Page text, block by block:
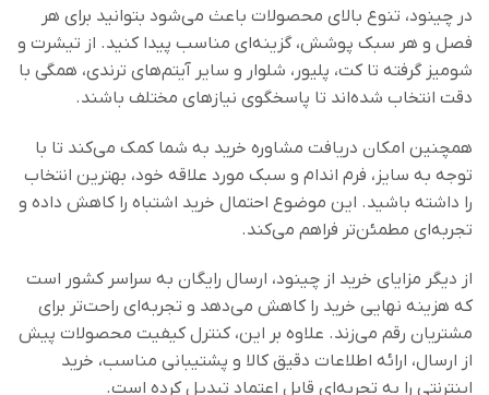
در چینود، تنوع بالای محصولات باعث می‌شود بتوانید برای هر
فصل و هر سبک پوشش، گزینه‌ای مناسب پیدا کنید. از تیشرت و
شومیز گرفته تا کت، پلیور، شلوار و سایر آیتم‌های ترندی، همگی با
دقت انتخاب شده‌اند تا پاسخگوی نیازهای مختلف باشند.
همچنین امکان دریافت مشاوره خرید به شما کمک می‌کند تا با
توجه به سایز، فرم اندام و سبک مورد علاقه خود، بهترین انتخاب
را داشته باشید. این موضوع احتمال خرید اشتباه را کاهش داده و
تجربه‌ای مطمئن‌تر فراهم می‌کند.
از دیگر مزایای خرید از چینود، ارسال رایگان به سراسر کشور است
که هزینه نهایی خرید را کاهش می‌دهد و تجربه‌ای راحت‌تر برای
مشتریان رقم می‌زند. علاوه بر این، کنترل کیفیت محصولات پیش
از ارسال، ارائه اطلاعات دقیق کالا و پشتیبانی مناسب، خرید
اینترنتی را به تجربه‌ای قابل اعتماد تبدیل کرده است.